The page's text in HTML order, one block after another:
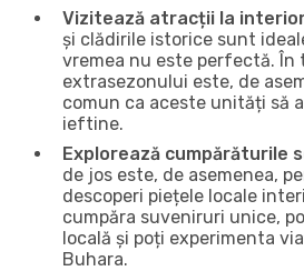
Vizitează atracții la
și clădirile istorice sunt
vremea nu este perfectă. În
extrasezonului este, de
comun ca aceste unități să
ieftine.
Explorează cumpărăturile
de jos este, de asemenea,
descoperi piețele locale
cumpăra suveniruri unice,
locală și poți experimenta
Buhara.